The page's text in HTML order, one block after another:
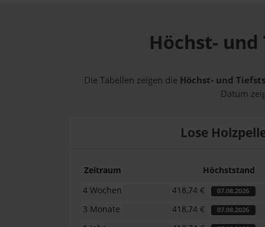
Höchst-
Die Tabellen zeigen die Höchst- und
Datum
Lose
Zeitraum Höchststand
4 Wochen
418,74 € 07.08.2026
3 Monate 418,74 € 07.08.2026